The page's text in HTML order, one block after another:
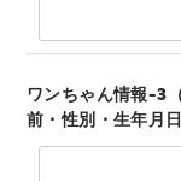
ワンちゃん情報-3
前・性別・生年月日